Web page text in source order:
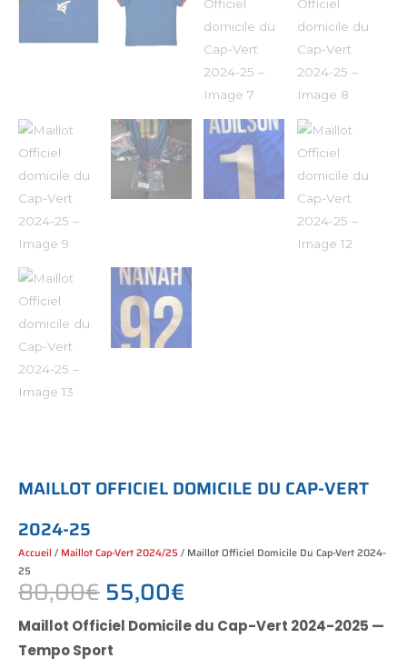
MAILLOT OFFICIEL DOMICILE DU CAP-VERT
2024-25
Accueil / Maillot Cap-Vert 2024/25 / Maillot Officiel Domicile Du Cap-Vert 2024-
25
80,00€
Le
55,00€
Le
Maillot Officiel Domicile du Cap-Vert 2024-2025 —
Tempo Sport